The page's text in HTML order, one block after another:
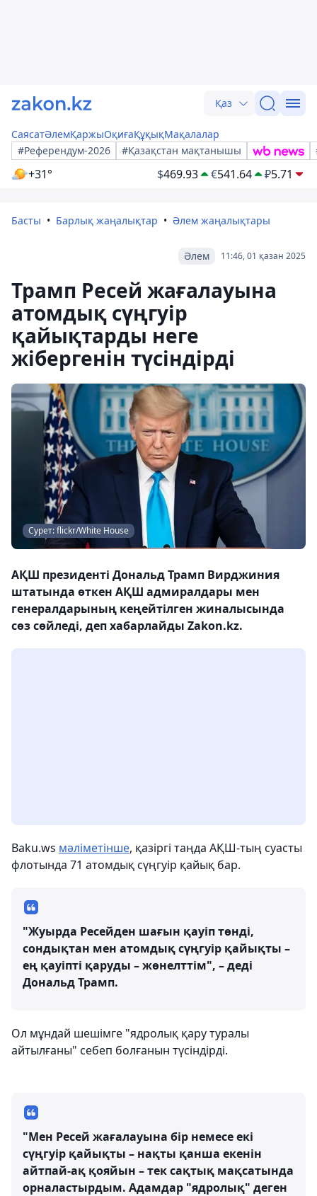
Қаз
СаясатӘлемҚаржыОқиғаҚұқықМақалалар
#Референдум-2026
#Қазақстан мақтанышы
+31° $469.93 €541.64 ₽5.71
Басты Барлық жаңалықтар Әлем жаңалықтары
11:46, 01 қазан 2025
Әлем
Трамп Ресей жағалауына
атомдық сүңгуір
қайықтарды неге
жібергенін түсіндірді
Сурет: flickr/White House
АҚШ президенті Дональд Трамп Вирджиния
штатында өткен АҚШ адмиралдары мен
генералдарының кеңейтілген жиналысында
сөз сөйледі, деп хабарлайды Zakon.kz.
Baku.ws мәліметінше, қазіргі таңда АҚШ-тың суасты
флотында 71 атомдық сүңгуір қайық бар.
"Жуырда Ресейден шағын қауіп төнді,
сондықтан мен атомдық сүңгуір қайықты –
ең қауіпті қаруды – жөнелттім", – деді
Дональд Трамп.
Ол мұндай шешімге "ядролық қару туралы
айтылғаны" себеп болғанын түсіндірді.
"Мен Ресей жағалауына бір немесе екі
сүңгуір қайықты – нақты қанша екенін
айтпай-ақ қояйын – тек сақтық мақсатында
орналастырдым. Адамдар "ядролық" деген